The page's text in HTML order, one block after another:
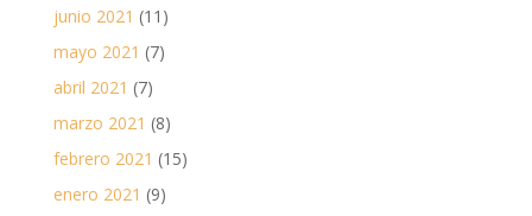
junio 2021 (11)
mayo 2021 (7)
abril 2021 (7)
marzo 2021 (8)
febrero 2021 (15)
enero 2021 (9)